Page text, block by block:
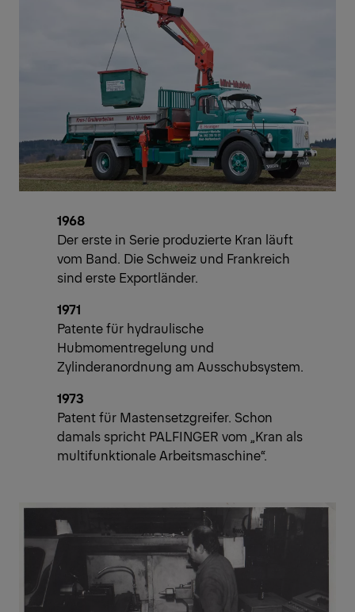
1968
Der erste in Serie produzierte Kran läuft
vom Band. Die Schweiz und Frankreich
sind erste Exportländer.
1971
Patente für hydraulische
Hubmomentregelung und
Zylinderanordnung am Ausschubsystem.
1973
Patent für Mastensetzgreifer. Schon
damals spricht PALFINGER vom „Kran als
multifunktionale Arbeitsmaschine“.